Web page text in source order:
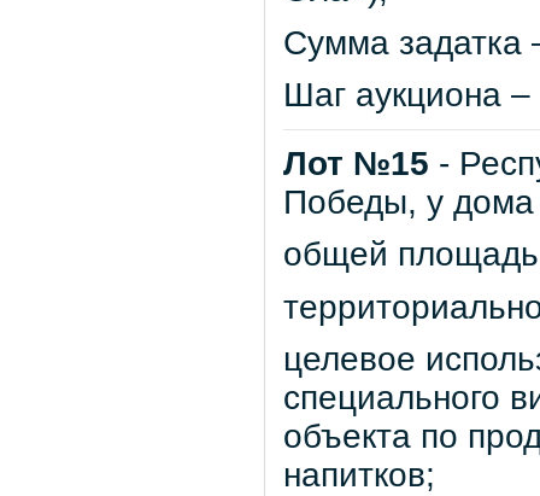
Сумма задатка
Шаг аукциона
Лот №15 -
Победы, у
общей
целевое
специального
объекта по
напитков;